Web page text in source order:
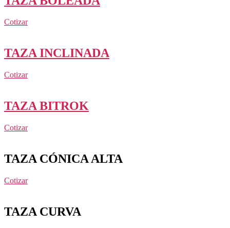
Cotizar
TAZA INCLINADA
Cotizar
TAZA BITROK
Cotizar
TAZA CÓNICA ALTA
Cotizar
TAZA CURVA